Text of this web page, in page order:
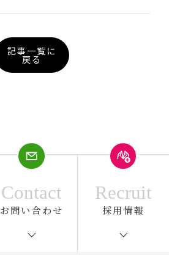
記事一覧に
戻る
Contact
お問い合わせ
Recruit
採用情報